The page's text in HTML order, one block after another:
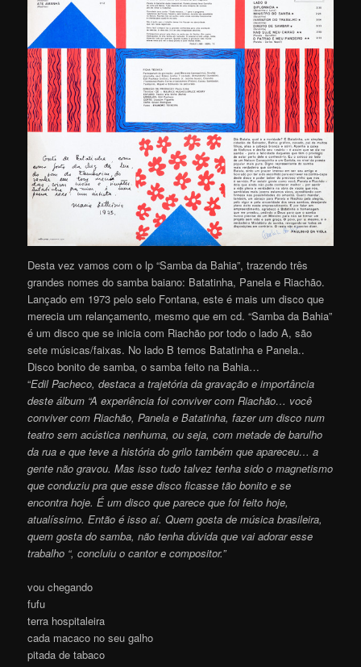
Desta vez vamos com o lp “Samba da Bahia”, trazendo três
grandes nomes do samba baiano: Batatinha, Panela e Riachão.
Lançado em 1973 pelo selo Fontana, este é mais um disco que
merecia um relançamento, mesmo que em cd. “Samba da Bahia”
é um disco que se inicia com Riachão por todo o lado A, são
sete músicas/faixas. No lado B temos Batatinha e Panela..
Disco bonito de samba, o samba feito na Bahia…
“Edil Pacheco, destaca a trajetória da gravação e importância
deste álbum “A experiência foi conviver com Riachão… você
conviver com Riachão, Panela e Batatinha, fazer um disco num
teatro sem acústica nenhuma, ou seja, com metade de barulho
da rua e que teve a história do grilo também que apareceu… a
gente não gravou. Mas isso tudo talvez tenha sido o magnetismo
que conduziu pra que esse disco ficasse tão bonito e se
encontra hoje. É um disco que parece que foi feito hoje,
atualíssimo. Então é isso aí. Quem gosta de música brasileira,
quem gosta do samba, não tenha dúvida que vai adorar esse
trabalho “, concluiu o cantor e compositor.”
vou chegando
fufu
terra hospitaleira
cada macaco no seu galho
pitada de tabaco